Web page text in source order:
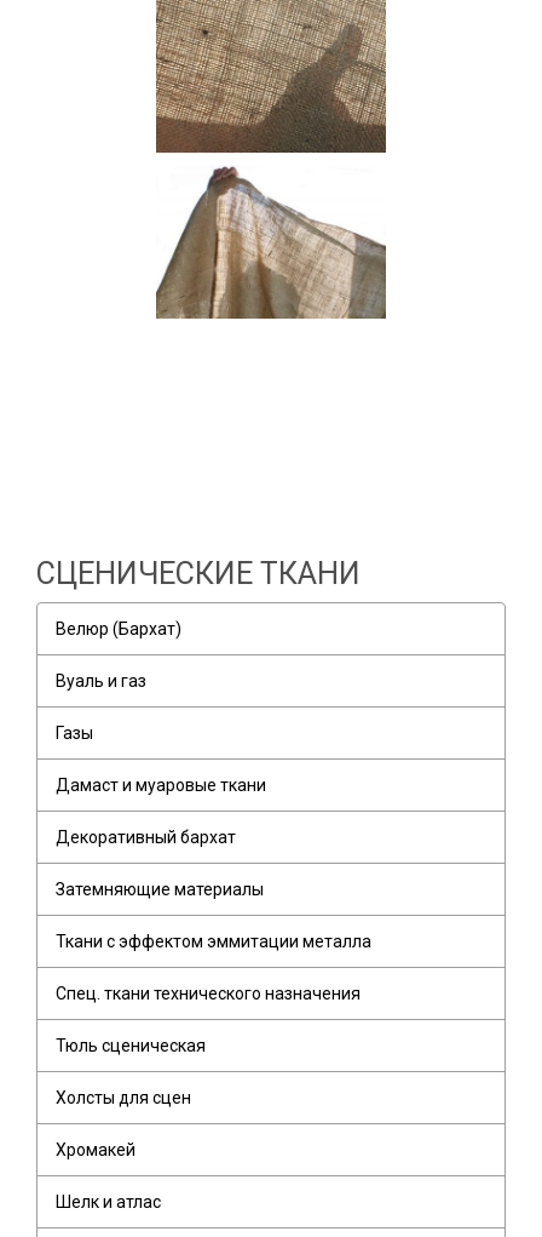
СЦЕНИЧЕСКИЕ ТКАНИ
Велюр (Бархат)
Вуаль и газ
Газы
Дамаст и муаровые ткани
Декоративный бархат
Затемняющие материалы
Ткани с эффектом эммитации металла
Спец. ткани технического назначения
Тюль сценическая
Холсты для сцен
Хромакей
Шелк и атлас